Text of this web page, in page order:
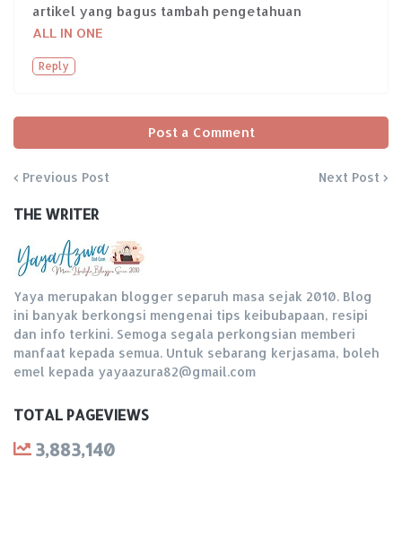
artikel yang bagus tambah pengetahuan
ALL IN ONE
Reply
Post a Comment
Previous Post Next Post
THE WRITER
Yaya merupakan blogger separuh masa sejak 2010. Blog
ini banyak berkongsi mengenai tips keibubapaan, resipi
dan info terkini. Semoga segala perkongsian memberi
manfaat kepada semua. Untuk sebarang kerjasama, boleh
emel kepada yayaazura82@gmail.com
TOTAL PAGEVIEWS
3,883,140